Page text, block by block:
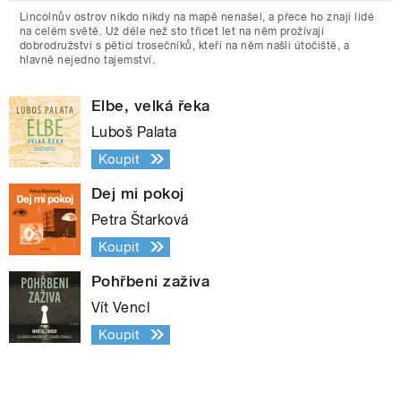
Lincolnův ostrov nikdo nikdy na mapě nenašel, a přece ho znají lidé
na celém světě. Už déle než sto třicet let na něm prožívají
dobrodružství s pěticí trosečníků, kteří na něm našli útočiště, a
hlavně nejedno tajemství.
Elbe, velká řeka
Luboš Palata
Koupit
Dej mi pokoj
Petra Štarková
Koupit
Pohřbeni zaživa
Vít Vencl
Koupit